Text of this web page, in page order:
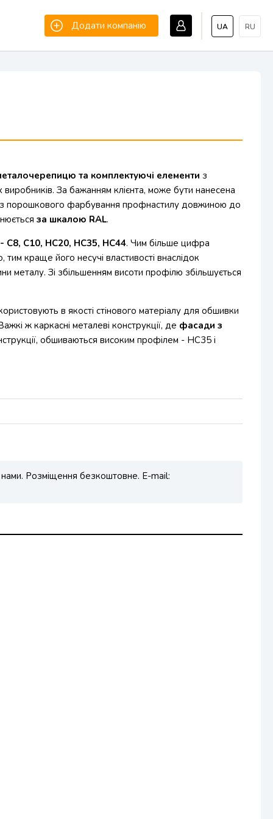
UA RU
Додати компанію
та комплектуючі елементи з
виробників. За бажанням клієнта, може бути нанесена
з порошкового фарбування профнастилу довжиною до
за шкалою RAL.
С8, С10, НС20, НС35, НС44. Чим більше цифра
краще його несучі властивості внаслідок
металу. Зі збільшенням висоти профілю збільшується
в якості стінового матеріалу для обшивки
ж каркасні металеві конструкції, де фасади з
обшиваються високим профілем - НС35 і
Розміщення безкоштовне. E-mail: